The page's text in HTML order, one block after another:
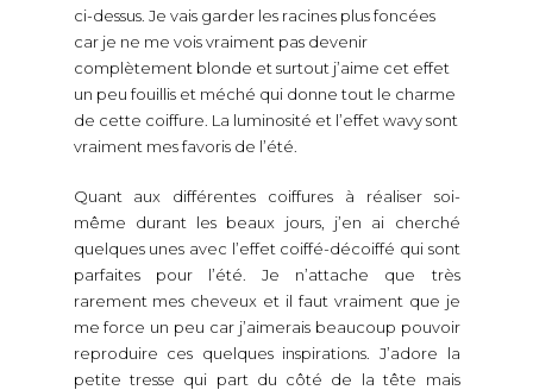
ci-dessus. Je vais garder les racines plus foncées
car je ne me vois vraiment pas devenir
complètement blonde et surtout j’aime cet effet
un peu fouillis et méché qui donne tout le charme
de cette coiffure. La luminosité et l’effet wavy sont
vraiment mes favoris de l’été.
Quant aux différentes coiffures à réaliser soi-
même durant les beaux jours, j’en ai cherché
quelques unes avec l’effet coiffé-décoiffé qui sont
parfaites pour l’été. Je n’attache que très
rarement mes cheveux et il faut vraiment que je
me force un peu car j’aimerais beaucoup pouvoir
reproduire ces quelques inspirations. J’adore la
petite tresse qui part du côté de la tête mais